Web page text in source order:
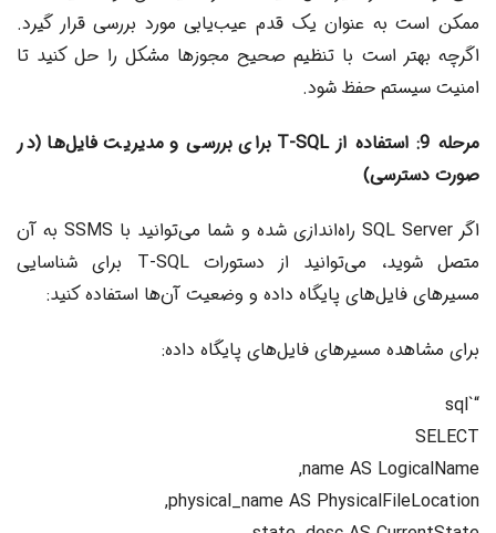
ممکن است به عنوان یک قدم عیب‌یابی مورد بررسی قرار گیرد.
اگرچه بهتر است با تنظیم صحیح مجوزها مشکل را حل کنید تا
امنیت سیستم حفظ شود.
مرحله 9: استفاده از T-SQL برای بررسی و مدیریت فایل‌ها (در
صورت دسترسی)
اگر SQL Server راه‌اندازی شده و شما می‌توانید با SSMS به آن
متصل شوید، می‌توانید از دستورات T-SQL برای شناسایی
مسیرهای فایل‌های پایگاه داده و وضعیت آن‌ها استفاده کنید:
برای مشاهده مسیرهای فایل‌های پایگاه داده:
“`sql
SELECT
name AS LogicalName,
physical_name AS PhysicalFileLocation,